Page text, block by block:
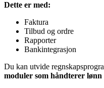
Dette er med:
Faktura
Tilbud og ordre
Rapporter
Bankintegrasjon
Du kan utvide
moduler som håndterer lønn